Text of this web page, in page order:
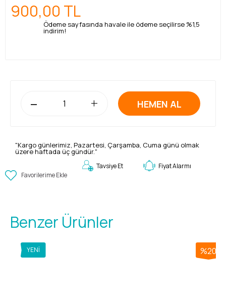
900,00 TL
Ödeme sayfasında havale ile ödeme seçilirse %1,5
indirim!
- + HEMEN AL
"Kargo günlerimiz, Pazartesi, Çarşamba, Cuma günü olmak
üzere haftada üç gündür."
Favorilerime Ekle
Tavsiye Et Fiyat Alarmı
Benzer Ürünler
YENI %20